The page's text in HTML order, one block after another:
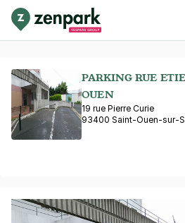
PARKING RUE
OUEN
19 rue Pierre Curie
93400 Saint-Ouen-sur-